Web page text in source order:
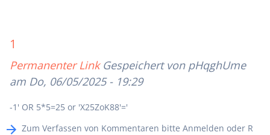
1
Permanenter Link Gespeichert von pHqghUme
am Do, 06/05/2025 - 19:29
-1' OR 5*5=25 or 'X25ZoK88'='
Zum Verfassen von Kommentaren bitte Anmelden oder R